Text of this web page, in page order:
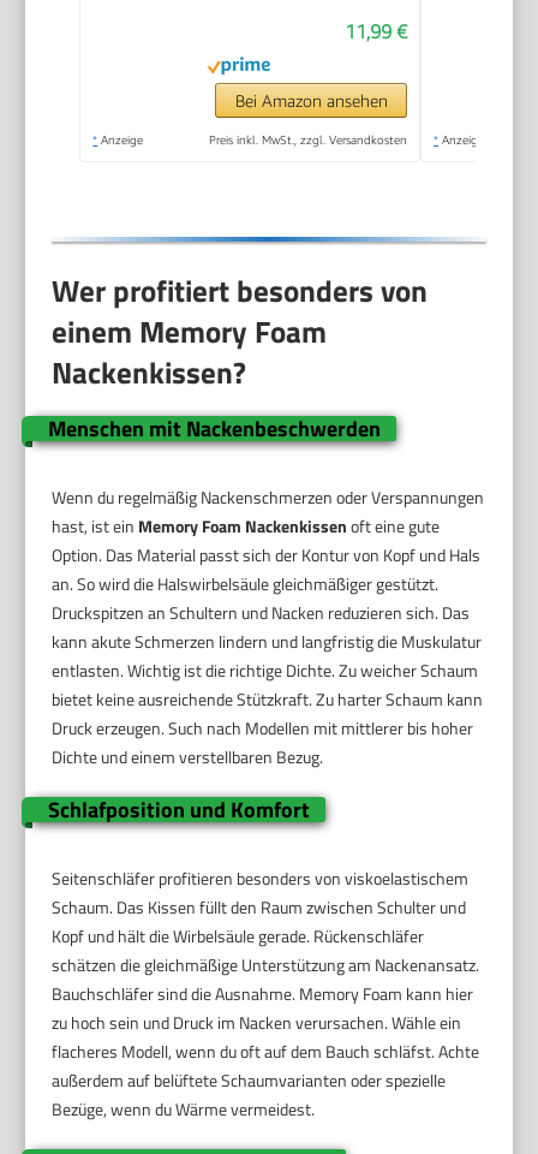
für Flugzeugstuhl,
Auto, Zuhause, Büro,
Schlaf (grau)
11,99 €
Bei Amazon ansehen
* Anzeige Preis inkl. MwSt., zzgl. Versandkosten * Anzeige
Wer profitiert besonders von
einem Memory Foam
Nackenkissen?
Menschen mit Nackenbeschwerden
Wenn du regelmäßig Nackenschmerzen oder Verspannungen
hast, ist ein Memory Foam Nackenkissenoft eine gute
Option. Das Material passt sich der Kontur von Kopf und Hals
an. So wird die Halswirbelsäule gleichmäßiger gestützt.
Druckspitzen an Schultern und Nacken reduzieren sich. Das
kann akute Schmerzen lindern und langfristig die Muskulatur
entlasten. Wichtig ist die richtige Dichte. Zu weicher Schaum
bietet keine ausreichende Stützkraft. Zu harter Schaum kann
Druck erzeugen. Such nach Modellen mit mittlerer bis hoher
Dichte und einem verstellbaren Bezug.
Schlafposition und Komfort
Seitenschläfer profitieren besonders von viskoelastischem
Schaum. Das Kissen füllt den Raum zwischen Schulter und
Kopf und hält die Wirbelsäule gerade. Rückenschläfer
schätzen die gleichmäßige Unterstützung am Nackenansatz.
Bauchschläfer sind die Ausnahme. Memory Foam kann hier
zu hoch sein und Druck im Nacken verursachen. Wähle ein
flacheres Modell, wenn du oft auf dem Bauch schläfst. Achte
außerdem auf belüftete Schaumvarianten oder spezielle
Bezüge, wenn du Wärme vermeidest.